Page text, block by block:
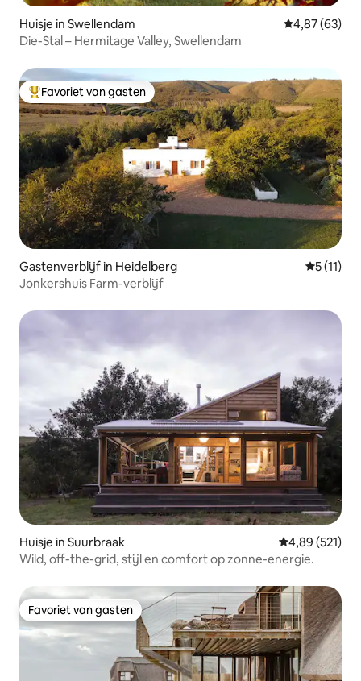
Huisje in Swellendam Gemiddelde
4,87 (63)
Die-Stal – Hermitage Valley, Swellendam
Topfavoriet van gasten
Favoriet van gasten
Gastenverblijf in Heidelberg
5 (11)
Jonkershuis Farm-verblijf
Huisje in Suurbraak Gemiddelde
4,89 (521)
Wild, off-the-grid, stijl en comfort op zonne-energie.
Favoriet van gasten
Favoriet van gasten